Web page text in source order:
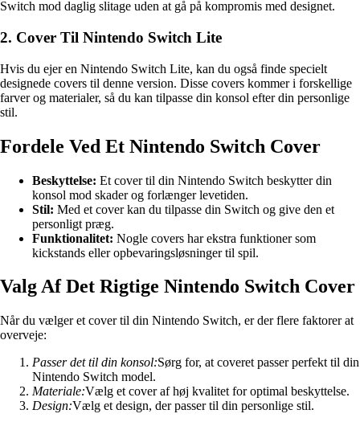
Switch mod daglig slitage uden at gå på kompromis med designet.
2. Cover Til Nintendo Switch Lite
Hvis du ejer en Nintendo Switch Lite, kan du også finde specielt
designede covers til denne version. Disse covers kommer i forskellige
farver og materialer, så du kan tilpasse din konsol efter din personlige
stil.
Fordele Ved Et Nintendo Switch Cover
Beskyttelse: Et cover til din Nintendo Switch beskytter din
konsol mod skader og forlænger levetiden.
Stil: Med et cover kan du tilpasse din Switch og give den et
personligt præg.
Funktionalitet: Nogle covers har ekstra funktioner som
kickstands eller opbevaringsløsninger til spil.
Valg Af Det Rigtige Nintendo Switch Cover
Når du vælger et cover til din Nintendo Switch, er der flere faktorer at
overveje:
Passer det til din konsol:Sørg for, at coveret passer perfekt til din
Nintendo Switch model.
Materiale:Vælg et cover af høj kvalitet for optimal beskyttelse.
Design:Vælg et design, der passer til din personlige stil.